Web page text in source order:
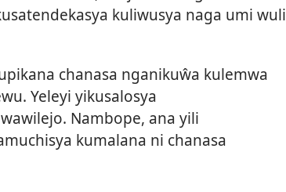
kuliwusya naga umi wuli
chanasa nganikuŵa kulemwa
Yeleyi yikusalosya
Nambope, ana yili
kumalana ni chanasa